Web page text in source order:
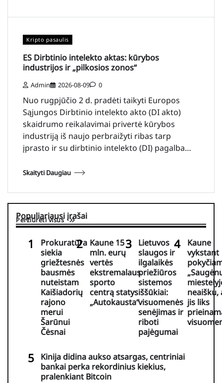
Kripto pasaulis
ES Dirbtinio intelekto aktas: kūrybos
industrijos ir „pilkosios zonos“
Admin 2026-08-09 0
Nuo rugpjūčio 2 d. pradėti taikyti Europos
Sąjungos Dirbtinio intelekto akto (DI akto)
skaidrumo reikalavimai privertė kūrybos
industriją iš naujo perbraižyti ribas tarp
įprasto ir su dirbtinio intelekto (DI) pagalba…
Skaityti Daugiau
Populiariausi įrašai
Peržiūrėti visus
Prokuratūra
siekia
griežtesnės
bausmės
nuteistam
Kaišiadorių
rajono
merui
Šarūnui
Čėsnai
Kaune 15
mln. eurų
vertės
ekstremalaus
sporto
centrą statys
„Autokausta“
Lietuvos
slaugos ir
ilgalaikės
priežiūros
sistemos
iššūkiai:
visuomenės
senėjimas ir
riboti
pajėgumai
Kaune
vykstant
neaišku,
jis liks
Kinija didina aukso atsargas, centriniai
bankai perka rekordinius kiekius,
pralenkiant Bitcoin